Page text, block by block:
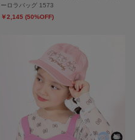
ーロラバッグ 1573
￥2,145 (50%OFF)